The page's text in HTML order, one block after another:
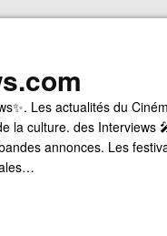
Les actualités du
la culture. des Interviews
annonces. Les